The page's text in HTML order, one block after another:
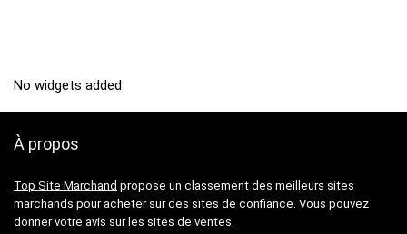
No widgets added
À propos
Top Site Marchand propose un classement des meilleurs sites
marchands pour acheter sur des sites de confiance. Vous pouvez
donner votre avis sur les sites de ventes.